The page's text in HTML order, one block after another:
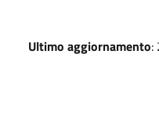
Ultimo aggiornamento: